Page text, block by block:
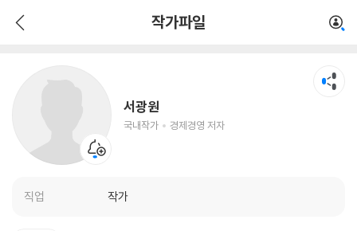
작가파일
서광원
국내작가 경제경영 저자
직업 작가
경제경영 저자